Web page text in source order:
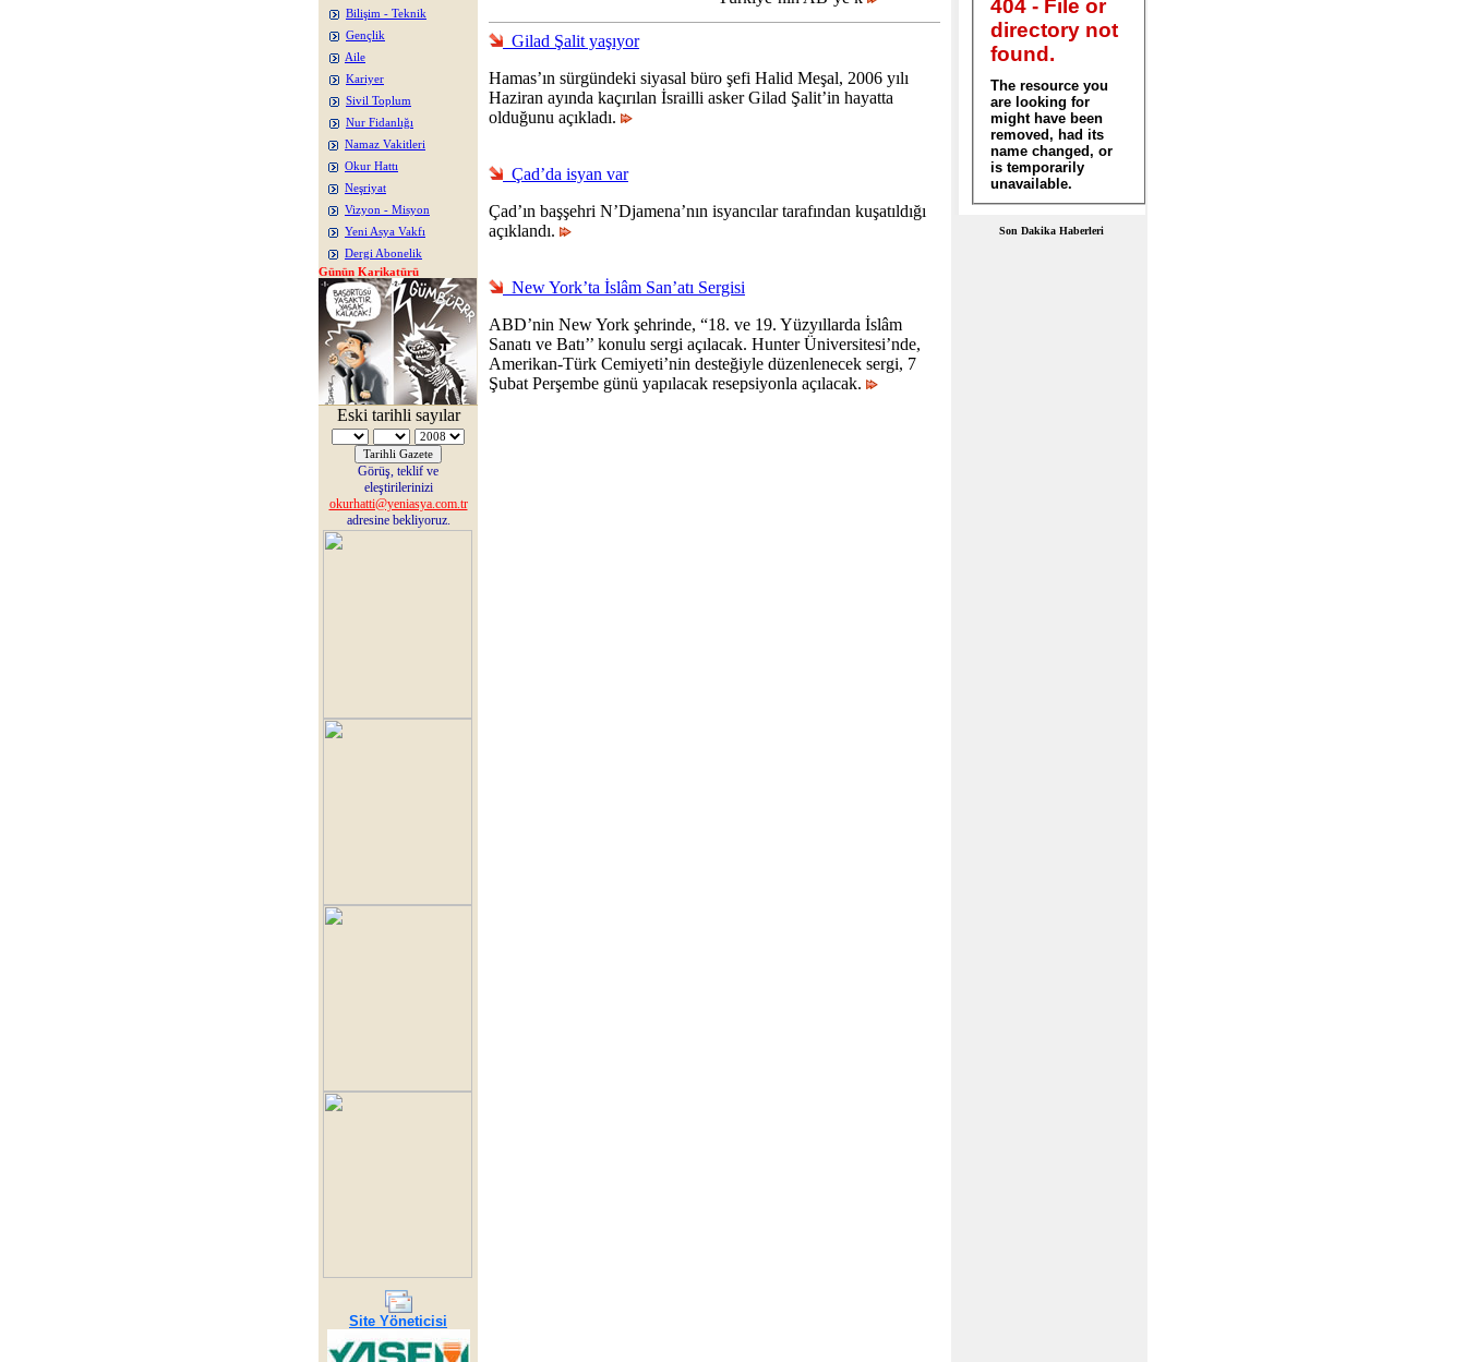
Bilişim - Teknik
Gençlik
Aile
Kariyer
Sivil Toplum
Nur Fidanlığı
Namaz Vakitleri
Okur Hattı
Neşriyat
Vizyon - Misyon
Yeni Asya Vakfı
Dergi Abonelik
Günün Karikatürü
Eski tarihli sayılar
Görüş, teklif ve
eleştirilerinizi
okurhatti@yeniasya.com.tr
adresine bekliyoruz.
Site Yöneticisi
Gilad Şalit yaşıyor
Hamas’ın sürgündeki siyasal büro şefi Halid Meşal, 2006 yılı
Haziran ayında kaçırılan İsrailli asker Gilad Şalit’in hayatta
olduğunu açıkladı.
Çad’da isyan var
Çad’ın başşehri N’Djamena’nın isyancılar tarafından kuşatıldığı
açıklandı.
New York’ta İslâm San’atı Sergisi
ABD’nin New York şehrinde, “18. ve 19. Yüzyıllarda İslâm
Sanatı ve Batı’’ konulu sergi açılacak. Hunter Üniversitesi’nde,
Amerikan-Türk Cemiyeti’nin desteğiyle düzenlenecek sergi, 7
Şubat Perşembe günü yapılacak resepsiyonla açılacak.
Son Dakika Haberleri